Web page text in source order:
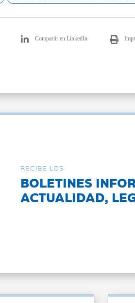
Compartir en LinkedIn
RECIBE LOS
BOLETINES
ACTUALIDAD,